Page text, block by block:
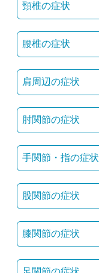
頸椎の症状
腰椎の症状
肩周辺の症状
肘関節の症状
手関節・指の症状
股関節の症状
膝関節の症状